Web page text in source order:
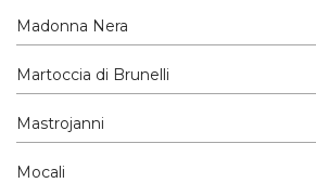
Madonna Nera
Martoccia di Brunelli
Mastrojanni
Mocali